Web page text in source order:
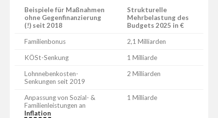
Beispiele für Maßnahmen
ohne Gegenfinanzierung
(!) seit 2018
Strukturelle
Mehrbelastung des
Budgets 2025 in €
Familienbonus 2,1 Milliarden
KÖSt-Senkung 1 Milliarde
Lohnnebenkosten-
Senkungen seit 2019
2 Milliarden
Anpassung von Sozial- &
Familienleistungen an
Inflation
1 Milliarde